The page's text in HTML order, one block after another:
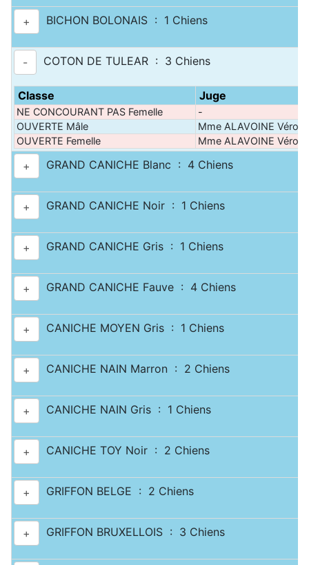
+ BICHON BOLONAIS : 1 Chiens
- COTON DE TULEAR : 3 Chiens
Classe Juge
NE CONCOURANT PAS Femelle
-
OUVERTE Mâle
Mme ALAVOINE
OUVERTE Femelle
Mme ALAVOINE
+ GRAND CANICHE Blanc : 4 Chiens
+ GRAND CANICHE Noir : 1 Chiens
+ GRAND CANICHE Gris : 1 Chiens
+ GRAND CANICHE Fauve : 4 Chiens
+ CANICHE MOYEN Gris : 1 Chiens
+ CANICHE NAIN Marron : 2 Chiens
+ CANICHE NAIN Gris : 1 Chiens
+ CANICHE TOY Noir : 2 Chiens
+ GRIFFON BELGE : 2 Chiens
+ GRIFFON BRUXELLOIS : 3 Chiens